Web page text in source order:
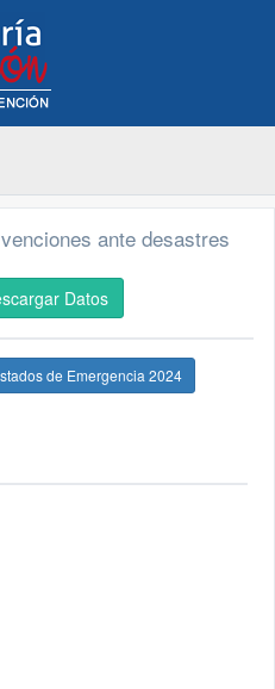
ante desastres
Datos
de Emergencia 2024